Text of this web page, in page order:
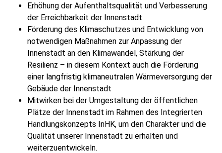
Erhöhung der Aufenthaltsqualität und Verbesserung
der Erreichbarkeit der Innenstadt
Förderung des Klimaschutzes und Entwicklung von
notwendigen Maßnahmen zur Anpassung der
Innenstadt an den Klimawandel, Stärkung der
Resilienz – in diesem Kontext auch die Förderung
einer langfristig klimaneutralen Wärmeversorgung der
Gebäude der Innenstadt
Mitwirken bei der Umgestaltung der öffentlichen
Plätze der Innenstadt im Rahmen des Integrierten
Handlungskonzepts InHK, um den Charakter und die
Qualität unserer Innenstadt zu erhalten und
weiterzuentwickeln.